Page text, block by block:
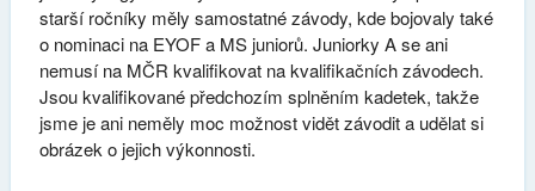
starší ročníky měly samostatné závody, kde bojovaly také
o nominaci na EYOF a MS juniorů. Juniorky A se ani
nemusí na MČR kvalifikovat na kvalifikačních závodech.
Jsou kvalifikované předchozím splněním kadetek, takže
jsme je ani neměly moc možnost vidět závodit a udělat si
obrázek o jejich výkonnosti.